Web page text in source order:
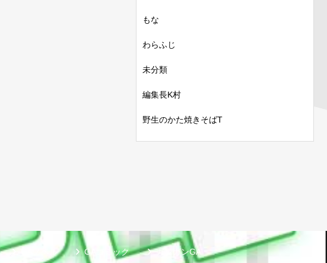
もな
わらふじ
未分類
編集長K村
野生のかた焼きそばT
GAノベル GAコミック ガンガンGA